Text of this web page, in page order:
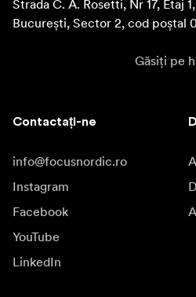
Strada C. A. Rosetti, Nr 17, Etaj
București, Sector 2, cod poștal
Găsiți pe
Contactați-ne
info@focusnordic.ro
Instagram
Facebook
YouTube
LinkedIn